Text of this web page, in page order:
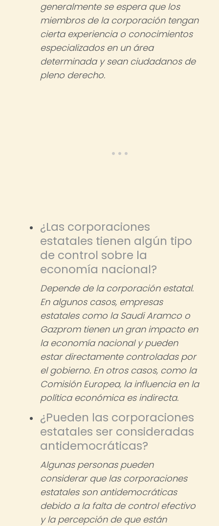
generalmente se espera que los
miembros de la corporación tengan
cierta experiencia o conocimientos
especializados en un área
determinada y sean ciudadanos de
pleno derecho.
¿Las corporaciones
estatales tienen algún tipo
de control sobre la
economía nacional?
Depende de la corporación estatal.
En algunos casos, empresas
estatales como la Saudi Aramco o
Gazprom tienen un gran impacto en
la economía nacional y pueden
estar directamente controladas por
el gobierno. En otros casos, como la
Comisión Europea, la influencia en la
política económica es indirecta.
¿Pueden las corporaciones
estatales ser consideradas
antidemocráticas?
Algunas personas pueden
considerar que las corporaciones
estatales son antidemocráticas
debido a la falta de control efectivo
y la percepción de que están